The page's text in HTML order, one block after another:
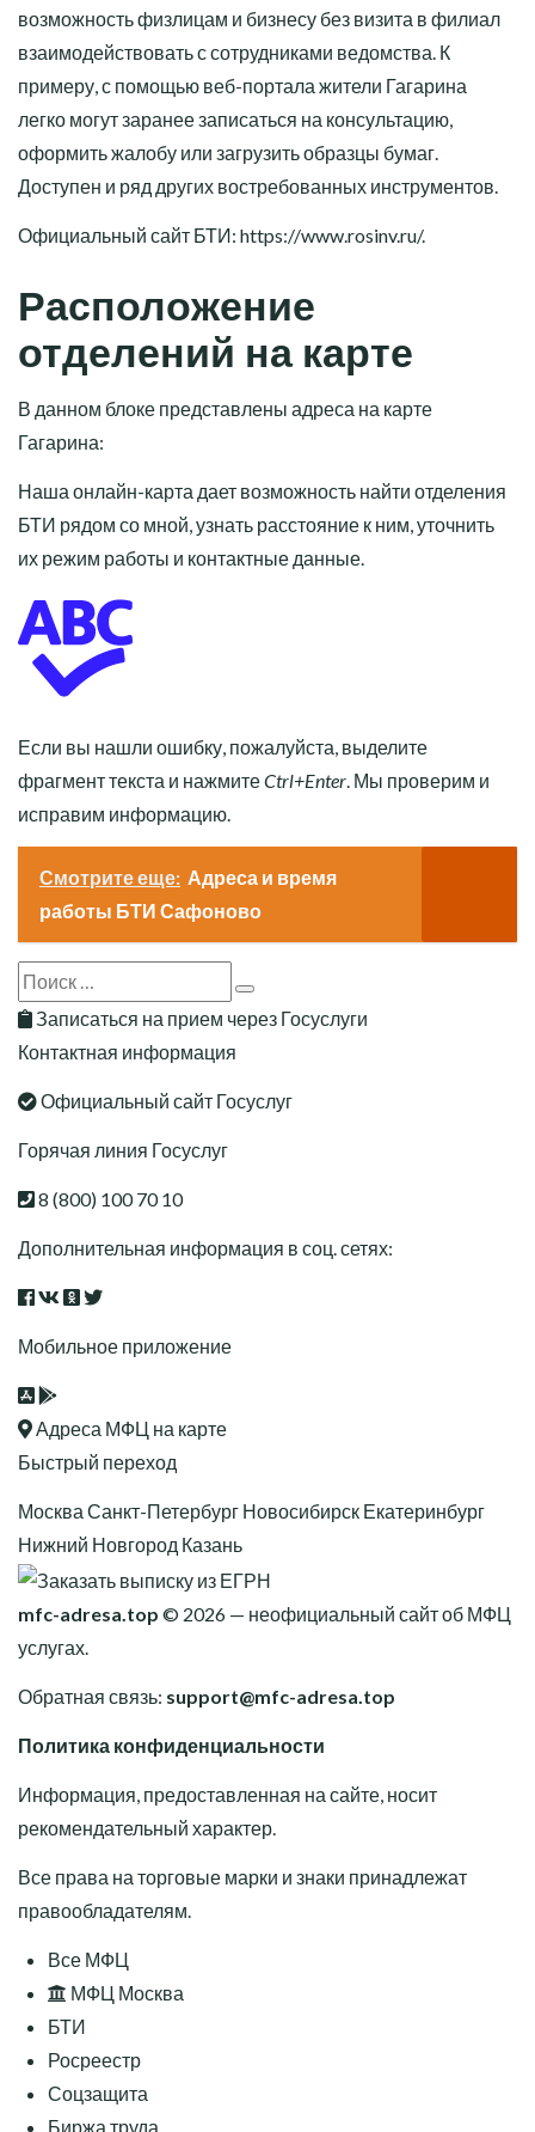
возможность физлицам и бизнесу без визита в филиал
взаимодействовать с сотрудниками ведомства. К
примеру, с помощью веб-портала жители Гагарина
легко могут заранее записаться на консультацию,
оформить жалобу или загрузить образцы бумаг.
Доступен и ряд других востребованных инструментов.
Официальный сайт БТИ: https://www.rosinv.ru/.
Расположение
отделений на карте
В данном блоке представлены адреса на карте
Гагарина:
Наша онлайн-карта дает возможность найти отделения
БТИ рядом со мной, узнать расстояние к ним, уточнить
их режим работы и контактные данные.
Если вы нашли ошибку, пожалуйста, выделите
фрагмент текста и нажмитеCtrl+Enter. Мы проверим и
исправим информацию.
Смотрите еще: Адреса и время
работы БТИ Сафоново
Search
for:Записаться на прием через Госуслуги
Контактная информация
Официальный сайт Госуслуг
Горячая линия Госуслуг
8 (800) 100 70 10
Дополнительная информация в соц. сетях:
Мобильное приложение
Адреса МФЦ на карте
Быстрый переход
Москва Санкт-Петербург Новосибирск Екатеринбург
Нижний Новгород Казань
mfc-adresa.top © 2026 — неофициальный сайт об МФЦ
услугах.
Обратная связь: support@mfc-adresa.top
Политика конфиденциальности
Информация, предоставленная на сайте, носит
рекомендательный характер.
Все права на торговые марки и знаки принадлежат
правообладателям.
Все МФЦ
МФЦ Москва
БТИ
Росреестр
Соцзащита
Биржа труда